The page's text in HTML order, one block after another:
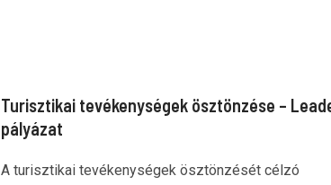
Turisztikai tevékenységek ösztönzése –
pályázat
A turisztikai tevékenységek ösztönzését célzó